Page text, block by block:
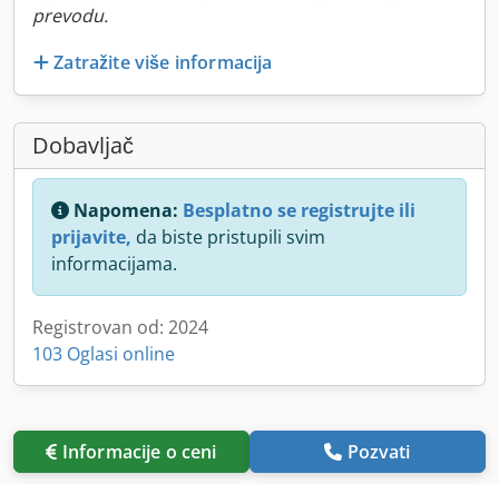
prevodu.
Zatražite više informacija
Dobavljač
Napomena: Besplatno se registrujte ili
prijavite, da biste pristupili svim
informacijama.
Registrovan od: 2024
103 Oglasi online
Informacije o ceni Pozvati